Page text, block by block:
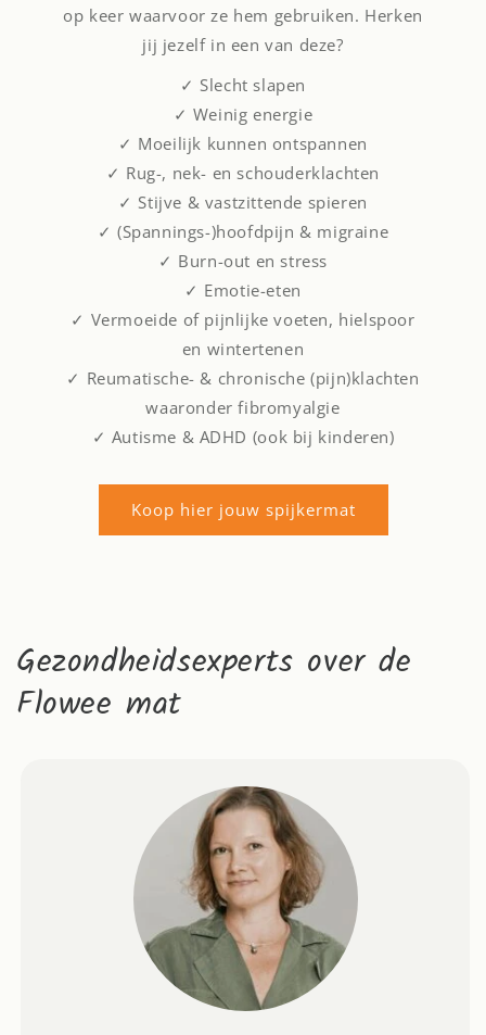
op keer waarvoor ze hem gebruiken. Herken
jij jezelf in een van deze?
✓ Slecht slapen
✓ Weinig energie
✓ Moeilijk kunnen ontspannen
✓ Rug-, nek- en schouderklachten
✓ Stijve & vastzittende spieren
✓ (Spannings-)hoofdpijn & migraine
✓ Burn-out en stress
✓ Emotie-eten
✓ Vermoeide of pijnlijke voeten, hielspoor
en wintertenen
✓ Reumatische- & chronische (pijn)klachten
waaronder fibromyalgie
✓ Autisme & ADHD (ook bij kinderen)
Koop hier jouw spijkermat
Gezondheidsexperts over de
Flowee mat